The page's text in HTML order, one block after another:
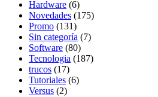
Hardware (6)
Novedades (175)
Promo (131)
Sin categoría (7)
Software (80)
Tecnologia (187)
trucos (17)
Tutoriales (6)
Versus (2)